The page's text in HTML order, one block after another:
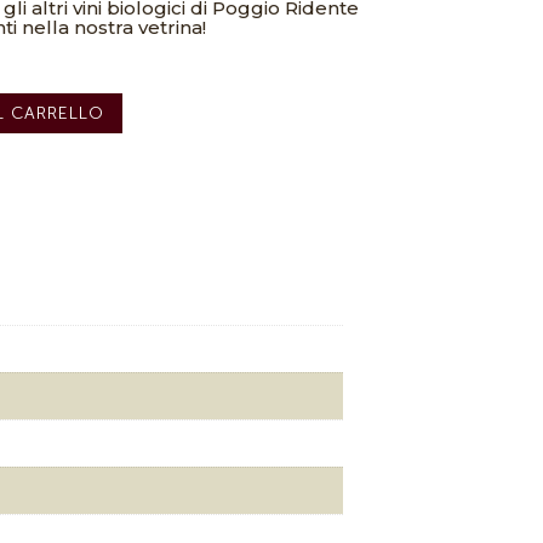
altri vini biologici di Poggio Ridente
nella nostra vetrina!
CARRELLO